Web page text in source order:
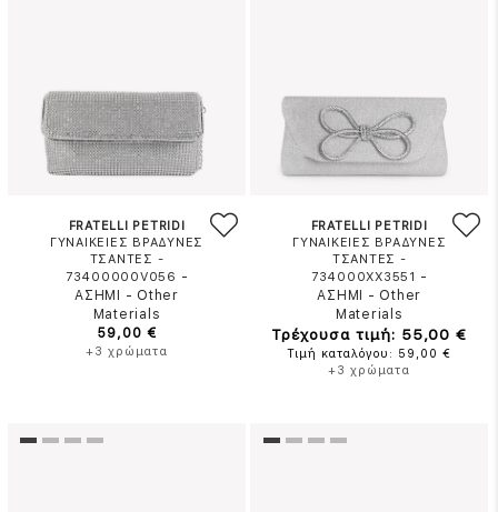
FRATELLI PETRIDI
ΓΥΝΑΙΚΕΙΕΣ ΒΡΑΔΥΝΕΣ
ΤΣΑΝΤΕΣ -
73400000V056 -
ΑΣΗΜΙ
- Other
Materials
59,00 €
+3 χρώματα
FRATELLI PETRIDI
ΓΥΝΑΙΚΕΙΕΣ ΒΡΑΔΥΝΕΣ
ΤΣΑΝΤΕΣ -
734000XX3551 -
ΑΣΗΜΙ
- Other
Materials
Τρέχουσα τιμή: 55,00 €
Τιμή καταλόγου: 59,00 €
+3 χρώματα